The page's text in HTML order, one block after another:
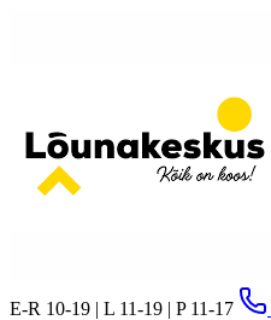
E-R 10-19 | L 11-19 | P 11-17